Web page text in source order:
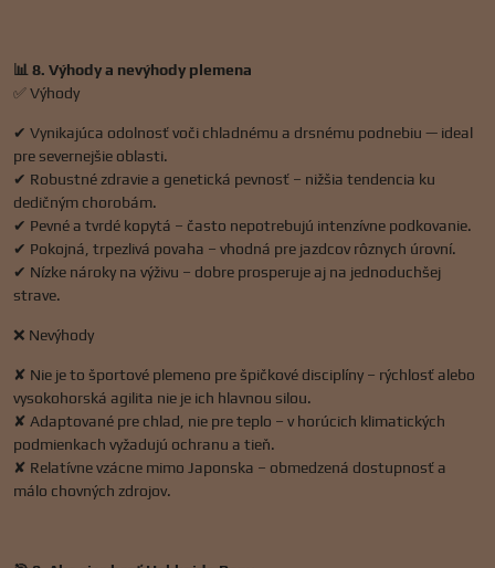
📊 8. Výhody a nevýhody plemena
✅ Výhody
✔ Vynikajúca odolnosť voči chladnému a drsnému podnebiu — ideal
pre severnejšie oblasti.
✔ Robustné zdravie a genetická pevnosť – nižšia tendencia ku
dedičným chorobám.
✔ Pevné a tvrdé kopytá – často nepotrebujú intenzívne podkovanie.
✔ Pokojná, trpezlivá povaha – vhodná pre jazdcov rôznych úrovní.
✔ Nízke nároky na výživu – dobre prosperuje aj na jednoduchšej
strave.
❌ Nevýhody
✘ Nie je to športové plemeno pre špičkové disciplíny – rýchlosť alebo
vysokohorská agilita nie je ich hlavnou silou.
✘ Adaptované pre chlad, nie pre teplo – v horúcich klimatických
podmienkach vyžadujú ochranu a tieň.
✘ Relatívne vzácne mimo Japonska – obmedzená dostupnosť a
málo chovných zdrojov.